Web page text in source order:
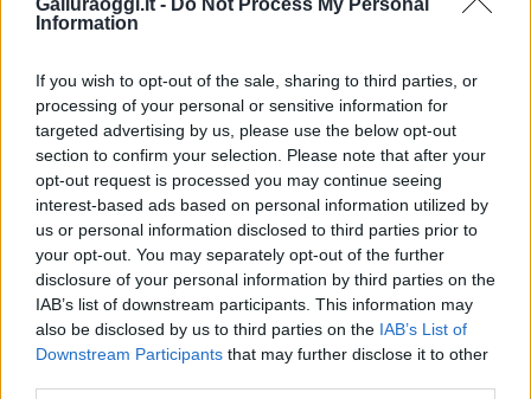
Information
If you wish to opt-out of the sale, sharing to third parties, or
processing of your personal or sensitive information for
targeted advertising by us, please use the below opt-out
section to confirm your selection. Please note that after your
opt-out request is processed you may continue seeing
interest-based ads based on personal information utilized by
us or personal information disclosed to third parties prior to
your opt-out. You may separately opt-out of the further
disclosure of your personal information by third parties on the
IAB’s list of downstream participants. This information may
also be disclosed by us to third parties on the IAB’s List of
Downstream Participants that may further disclose it to other
Notizie in tempo reale?
Entra nel canale telegram di
GalluraOggi.it